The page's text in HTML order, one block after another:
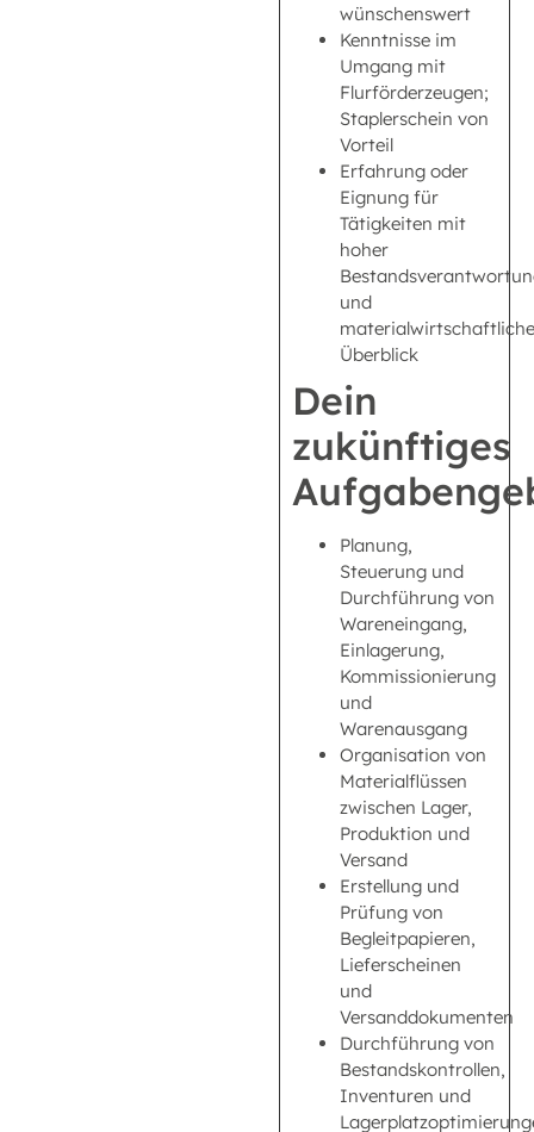
wünschenswert
Kenntnisse im
Umgang mit
Flurförderzeugen;
Staplerschein von
Vorteil
Erfahrung oder
Eignung für
Tätigkeiten mit
hoher
und
Überblick
Dein
zukünftiges
Planung,
Steuerung und
Durchführung von
Wareneingang,
Einlagerung,
Kommissionierung
und
Warenausgang
Organisation von
Materialflüssen
zwischen Lager,
Produktion und
Versand
Erstellung und
Prüfung von
Begleitpapieren,
Lieferscheinen
und
Versanddokumenten
Durchführung von
Bestandskontrollen,
Inventuren und